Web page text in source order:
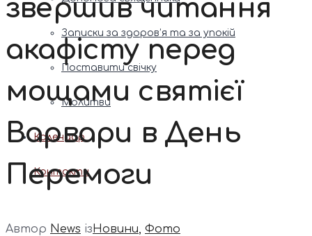
Записки за здоров’я та за упокій
Поставити свічку
Молитви
Календар
Контакти
звершив читання
акафісту перед
мощами святієї
Варвари в День
Перемоги
Автор News ізНовини, Фото